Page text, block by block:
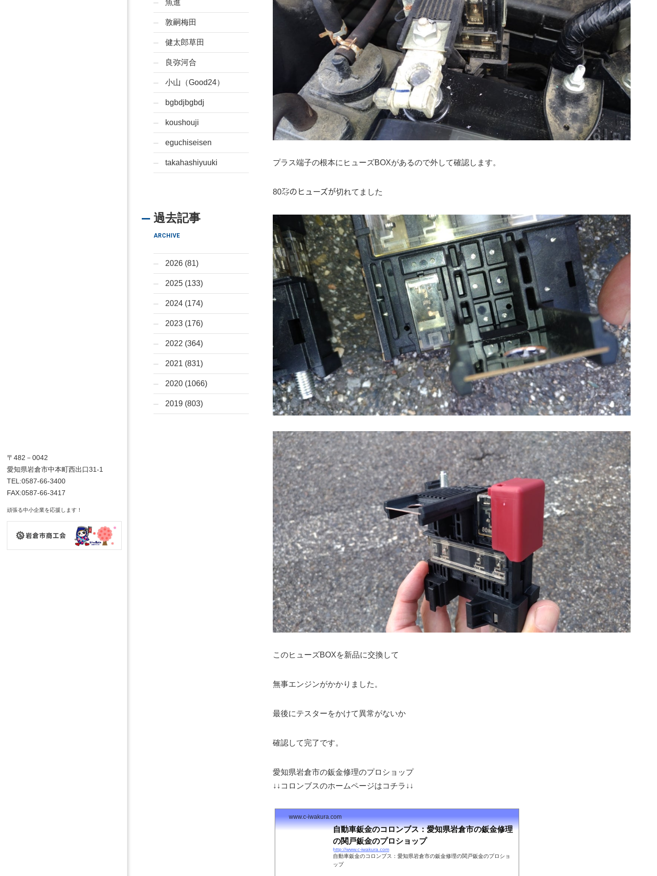
〒482－0042
愛知県岩倉市中本町西出口31-1
TEL:0587-66-3400
FAX:0587-66-3417
頑張る中小企業を応援します！
プラス端子の根本にヒューズBOXがあるので外して確認します。
80㌂のヒューズが切れてました
このヒューズBOXを新品に交換して
無事エンジンがかかりました。
最後にテスターをかけて異常がないか
確認して完了です。
愛知県岩倉市の鈑金修理のプロショップ
↓↓コロンブスのホームページはコチラ↓↓
www.c-iwakura.com
自動車鈑金のコロンブス：愛知県岩倉市の鈑金修理
の関戸鈑金のプロショップ
http://www.c-iwakura.com
自動車鈑金のコロンブス：愛知県岩倉市の鈑金修理の関戸鈑金のプロショ
ップ
魚進
敦嗣梅田
健太郎草田
良弥河合
小山（Good24）
bgbdjbgbdj
koushouji
eguchiseisen
takahashiyuuki
過去記事
ARCHIVE
2026 (81)
2025 (133)
2024 (174)
2023 (176)
2022 (364)
2021 (831)
2020 (1066)
2019 (803)